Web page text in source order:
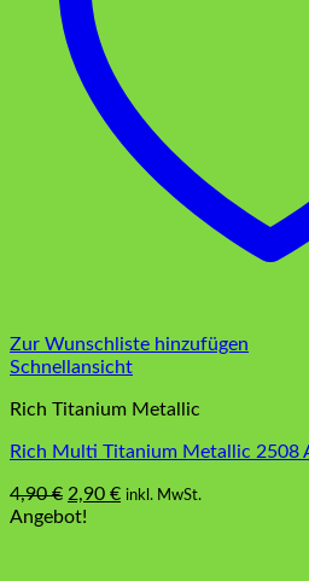
Zur Wunschliste hinzufügen
Schnellansicht
Rich Titanium Metallic
Rich Multi Titanium Metallic 2508
4,90€ Ursprünglicher
Preis
2,90 €Aktueller
inkl. MwSt.
Angebot!